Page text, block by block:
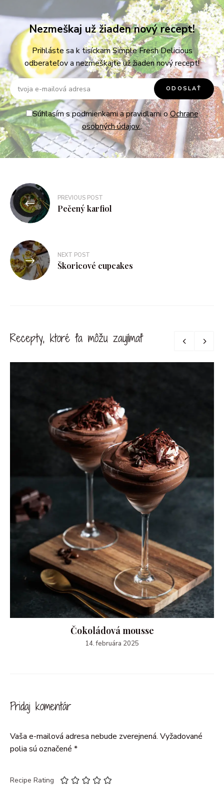
Nezmeškaj už žiaden nový recept!
Prihláste sa k tisíckam Simple Fresh Delicious
odberateľov a nezmeškajte už žiaden nový recept!
Súhlasím s podmienkami a pravidlami oOchrane
osobných údajov..
PREVIOUS POST
Pečený karfiol
NEXT POST
Škoricové cupcakes
Recepty, ktoré ťa môžu zaujímať
Čokoládová mousse
14. februára 2025
Pridaj komentár
Vaša e-mailová adresa nebude zverejnená. Vyžadované
polia sú označené *
Recipe Rating